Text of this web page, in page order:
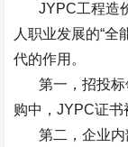
JYPC工程造
人职业发展的“全
代的作用。
第一，招投
购中，JYPC证书
第二，企业